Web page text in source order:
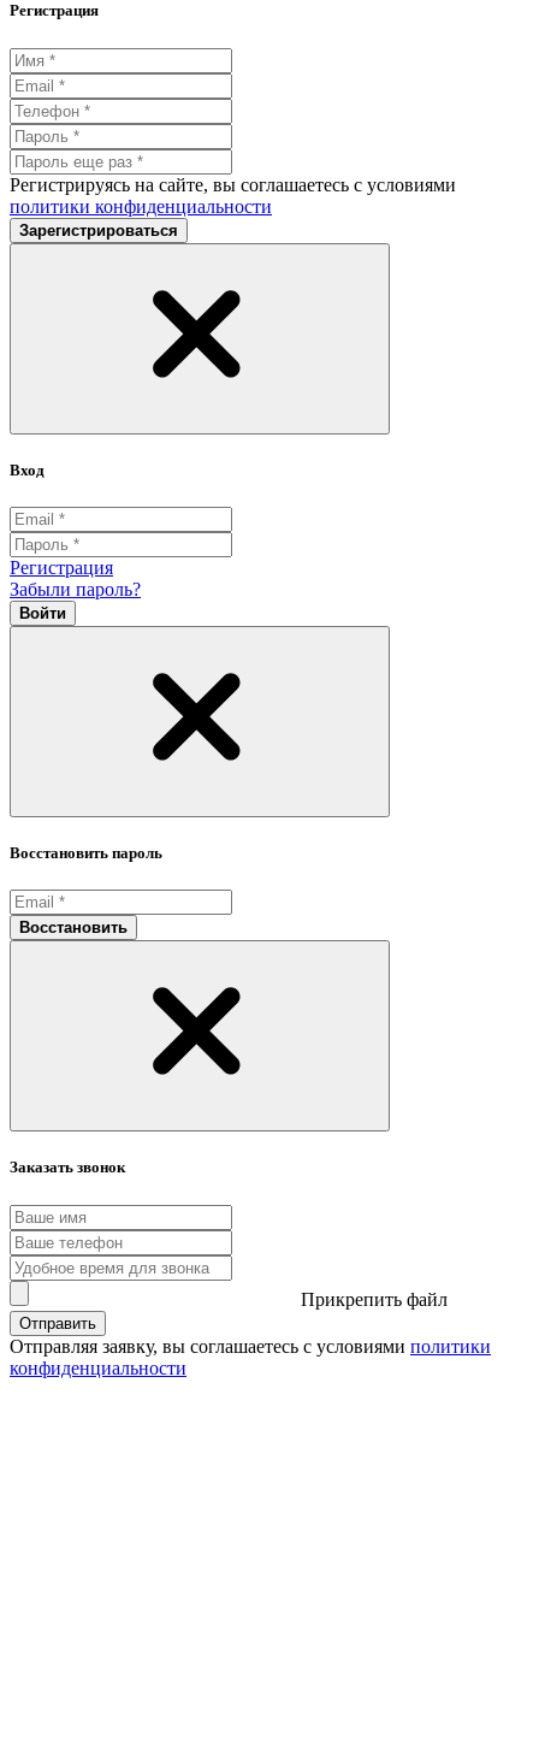
Регистрация
Регистрируясь на сайте, вы соглашаетесь с условиями
политики конфиденциальности
Зарегистрироваться
Вход
Регистрация
Забыли пароль?
Войти
Восстановить пароль
Восстановить
Заказать звонок
Прикрепить файл
Отправить
Отправляя заявку, вы соглашаетесь с условиями политики
конфиденциальности